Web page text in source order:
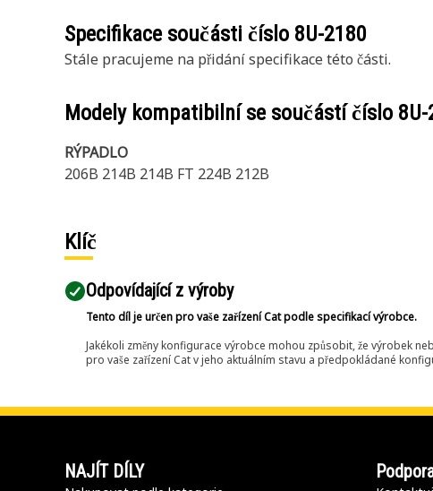
Specifikace součásti číslo 8U-2180
Stále pracujeme na přidání specifikace této části.
Modely kompatibilní se součástí číslo
RÝPADLO
206B 214B 214B FT 224B 212B
Klíč
Odpovídající z výroby
Tento díl je určen pro vaše zařízení Cat podle specifikací výrobce.
Jakékoli změny konfigurace výrobce mohou způsobit, že výrobek
pro vaše zařízení Cat v jeho aktuálním stavu a předpokládané
NAJÍT DÍLY